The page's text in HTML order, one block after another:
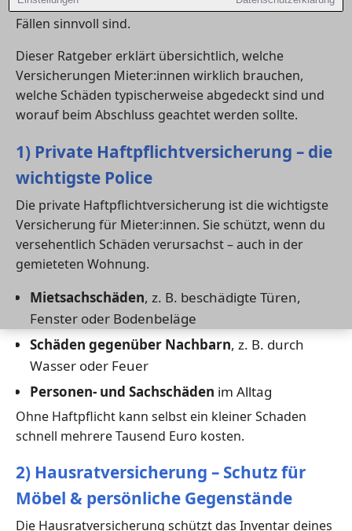
unverzichtbar, während andere nur in bestimmten
Fällen sinnvoll sind.
Dieser Ratgeber erklärt übersichtlich, welche
Versicherungen Mieter:innen wirklich brauchen,
welche Schäden typischerweise abgedeckt sind und
worauf beim Abschluss geachtet werden sollte.
1) Private Haftpflichtversicherung – die
wichtigste Police
Die private Haftpflichtversicherung ist die wichtigste
Versicherung für Mieter:innen. Sie schützt, wenn du
versehentlich Schäden verursachst – auch in der
gemieteten Wohnung.
Mietsachschäden, z. B. beschädigte Türen,
Fenster oder Bodenbeläge
Schäden gegenüber Nachbarn, z. B. durch
Wasser oder Feuer
Personen- und Sachschäden im Alltag
Ohne Haftpflicht kann selbst ein kleiner Schaden
schnell mehrere Tausend Euro kosten.
2) Hausratversicherung – Schutz für
Möbel & persönliche Gegenstände
Die Hausratversicherung schützt das Inventar deines